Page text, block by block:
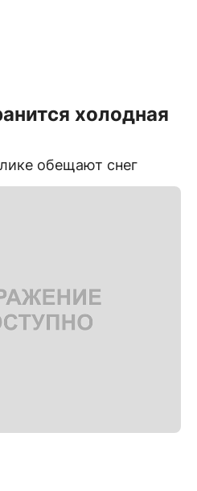
холодная
обещают снег